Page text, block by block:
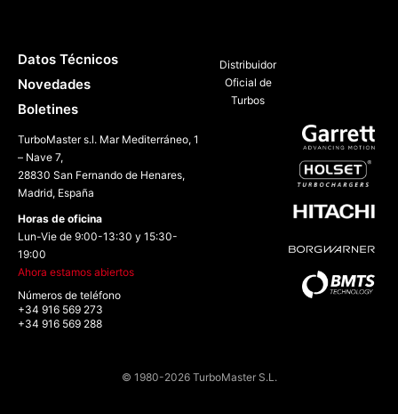
Distribuidor
Oficial de
Turbos
Datos Técnicos
Novedades
Boletines
TurboMaster s.l. Mar Mediterráneo, 1
– Nave 7,
28830 San Fernando de Henares,
Madrid, España
Horas de oficina
Lun-Vie de 9:00-13:30 y 15:30-
19:00
Ahora estamos abiertos
Números de teléfono
+34 916 569 273
+34 916 569 288
© 1980-2026 TurboMaster S.L.